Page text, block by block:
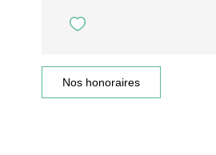
Nos honoraires